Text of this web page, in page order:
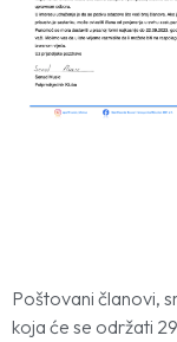
Poštovani članovi,
koja će se održati